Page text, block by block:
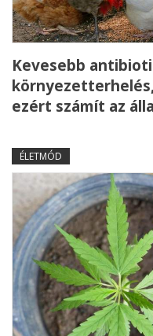
Kevesebb
ezért számít az
ÉLETMÓD